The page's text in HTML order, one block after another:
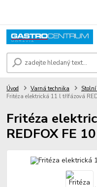
Úvod Varná technika
Fritéza elektrická 11 l třífázová
Fritéza
REDFOX FE